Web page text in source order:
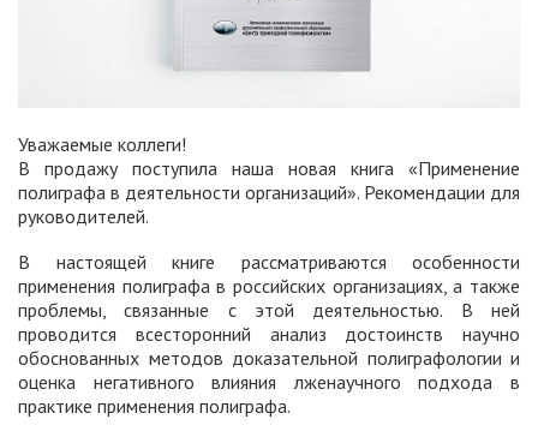
Уважаемые коллеги!
В продажу поступила наша новая книга «Применение
полиграфа в деятельности организаций». Рекомендации для
руководителей.
В настоящей книге рассматриваются особенности
применения полиграфа в российских организациях, а также
проблемы, связанные с этой деятельностью. В ней
проводится всесторонний анализ достоинств научно
обоснованных методов доказательной полиграфологии и
оценка негативного влияния лженаучного подхода в
практике применения полиграфа.